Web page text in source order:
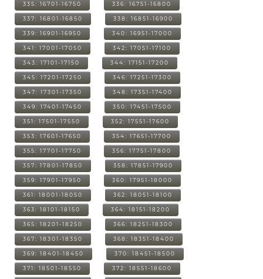
335: 16701-16750 336: 16751-16800
337: 16801-16850 338: 16851-16900
339: 16901-16950 340: 16951-17000
341: 17001-17050 342: 17051-17100
343: 17101-17150 344: 17151-17200
345: 17201-17250 346: 17251-17300
347: 17301-17350 348: 17351-17400
349: 17401-17450 350: 17451-17500
351: 17501-17550 352: 17551-17600
353: 17601-17650 354: 17651-17700
355: 17701-17750 356: 17751-17800
357: 17801-17850 358: 17851-17900
359: 17901-17950 360: 17951-18000
361: 18001-18050 362: 18051-18100
363: 18101-18150 364: 18151-18200
365: 18201-18250 366: 18251-18300
367: 18301-18350 368: 18351-18400
369: 18401-18450 370: 18451-18500
371: 18501-18550 372: 18551-18600